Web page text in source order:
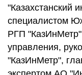
"Казахстанский
специалистом
РГП
управления,
"КазИнМетр",